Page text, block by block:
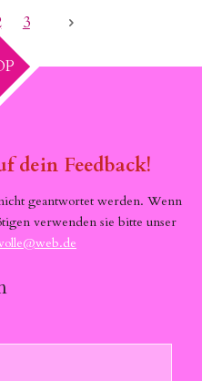
3
dein Feedback!
geantwortet werden. Wenn
verwenden sie bitte unser